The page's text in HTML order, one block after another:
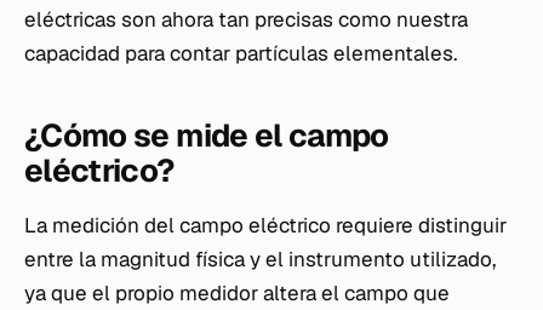
eléctricas son ahora tan precisas como nuestra
capacidad para contar partículas elementales.
¿Cómo se mide el campo
eléctrico?
La medición del campo eléctrico requiere distinguir
entre la magnitud física y el instrumento utilizado,
ya que el propio medidor altera el campo que